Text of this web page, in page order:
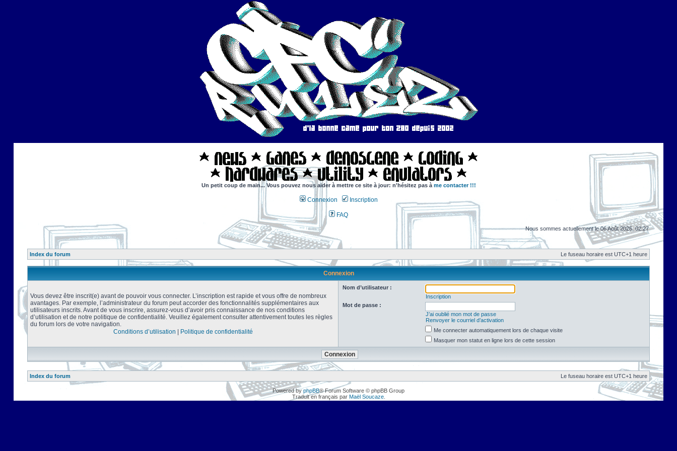
Un petit coup de main... Vous pouvez nous aider à mettre ce site à jour: n'hésitez pas à me contacter !!!
Connexion Inscription
FAQ
Nous sommes actuellement le 06 Août 2026, 02:27
Index du forum Le fuseau horaire est UTC+1 heure
Connexion
Vous devez être inscrit(e) avant de pouvoir vous connecter. L’inscription est rapide et vous offre de nombreux
avantages. Par exemple, l’administrateur du forum peut accorder des fonctionnalités supplémentaires aux
utilisateurs inscrits. Avant de vous inscrire, assurez-vous d’avoir pris connaissance de nos conditions
d’utilisation et de notre politique de confidentialité. Veuillez également consulter attentivement toutes les règles
du forum lors de votre navigation.
Conditions d’utilisation
Politique de confidentialité
Nom d’utilisateur :
Inscription
Mot de passe :
J’ai oublié mon mot de passe
Renvoyer le courriel d’activation
Me connecter automatiquement lors de chaque visite
Masquer mon statut en ligne lors de cette session
Index du forum Le fuseau horaire est UTC+1 heure
Powered byphpBB® Forum Software © phpBB Group
Traduit en français par Maël Soucaze.